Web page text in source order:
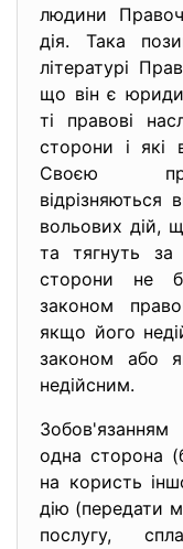
людини
дія. Така
літературі
що він є
ті правові
сторони і які
Своєю
відрізняються
вольових дій,
та тягнуть за
сторони не
законом
якщо його
законом або
недійсним.
одна сторона
на користь
дію (передати
послугу,